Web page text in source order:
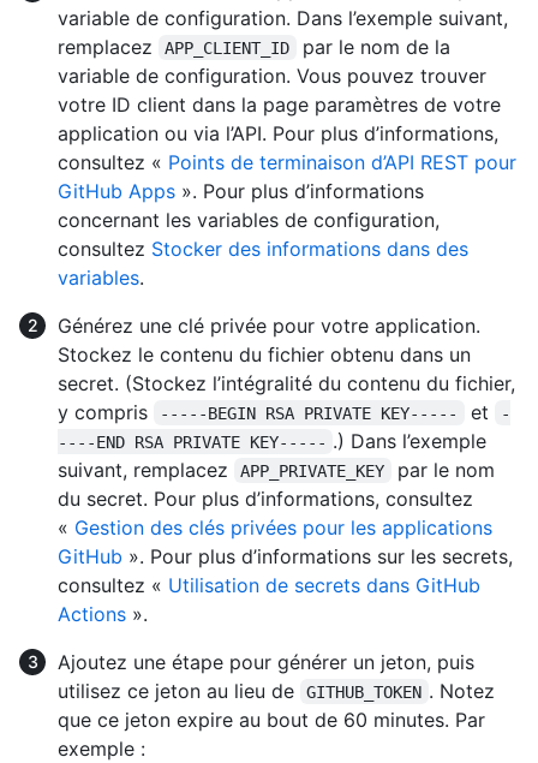
variable de configuration. Dans l’exemple suivant,
remplacez
APP_CLIENT_ID
par le nom de la
variable de configuration. Vous pouvez trouver
votre ID client dans la page paramètres de votre
application ou via l’API. Pour plus d’informations,
consultez « Points de terminaison d’API REST pour
GitHub Apps ». Pour plus d’informations
concernant les variables de configuration,
consultez Stocker des informations dans des
variables.
Générez une clé privée pour votre application.
Stockez le contenu du fichier obtenu dans un
secret. (Stockez l’intégralité du contenu du fichier,
y compris
-----BEGIN RSA PRIVATE KEY----- et
-
----END RSA PRIVATE KEY----- .) Dans l’exemple
suivant, remplacez
APP_PRIVATE_KEY
par le nom
du secret. Pour plus d’informations, consultez
« Gestion des clés privées pour les applications
GitHub ». Pour plus d’informations sur les secrets,
consultez « Utilisation de secrets dans GitHub
Actions ».
Ajoutez une étape pour générer un jeton, puis
utilisez ce jeton au lieu de
GITHUB_TOKEN . Notez
que ce jeton expire au bout de 60 minutes. Par
exemple :